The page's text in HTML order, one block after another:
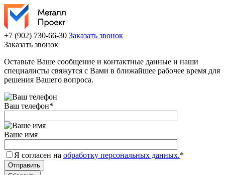
+7 (902) 730-66-30 Заказать звонок
Заказать звонок
Оставьте Ваше сообщение и контактные данные и наши
специалисты свяжутся с Вами в ближайшее рабочее время для
решения Вашего вопроса.
Ваш телефон*
Ваше имя
Я согласен на обработку персональных данных.*